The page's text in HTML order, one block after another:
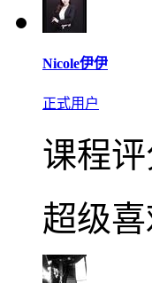
Nicole伊伊
正式用户
课程
超级